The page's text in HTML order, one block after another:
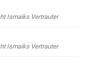
Ismaiks Vertrauter
Ismaiks Vertrauter